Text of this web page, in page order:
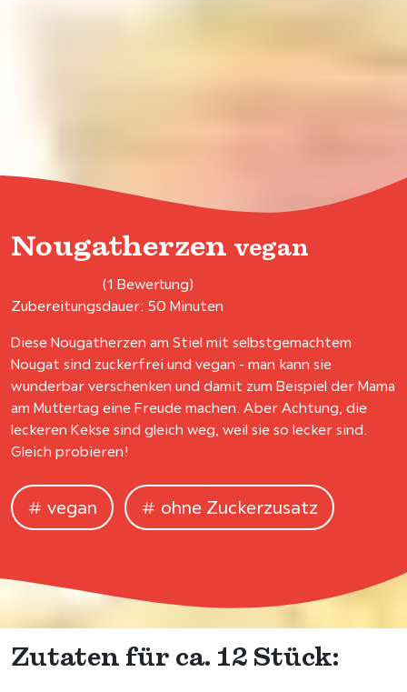
Nougatherzen vegan
(1 Bewertung)
Zubereitungsdauer: 50 Minuten
Diese Nougatherzen am Stiel mit selbstgemachtem
Nougat sind zuckerfrei und vegan - man kann sie
wunderbar verschenken und damit zum Beispiel der Mama
am Muttertag eine Freude machen. Aber Achtung, die
leckeren Kekse sind gleich weg, weil sie so lecker sind.
Gleich probieren!
vegan ohne Zuckerzusatz
Zutaten für ca. 12 Stück: